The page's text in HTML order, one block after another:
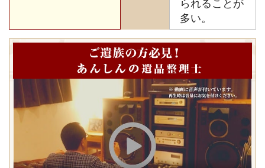
られることが
多い。